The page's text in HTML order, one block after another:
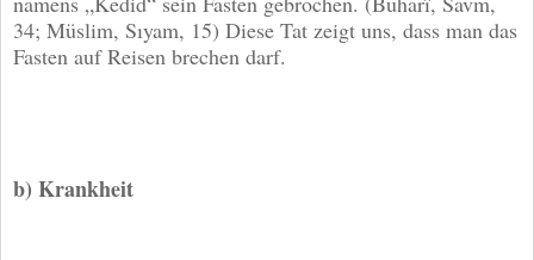
34; Müslim, Sıyam, 15) Diese Tat zeigt uns, dass man das
Fasten auf Reisen brechen darf.
b) Krankheit